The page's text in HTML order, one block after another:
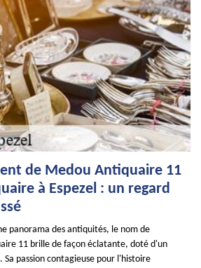
de Medou Antiquaire 11
à Espezel : un regard
panorama des antiquités, le nom de
11 brille de façon éclatante, doté d'un
Sa passion contagieuse pour l'histoire